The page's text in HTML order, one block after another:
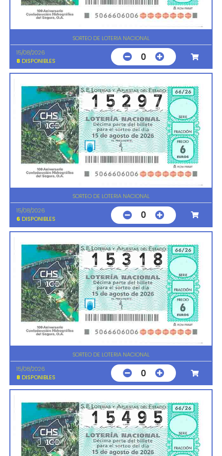
SORTEO DE LOTERIA NACIONAL
15/08/2026
8 DISPONIBLES 0
SORTEO DE LOTERIA NACIONAL
15/08/2026
6 DISPONIBLES 0
SORTEO DE LOTERIA NACIONAL
15/08/2026
8 DISPONIBLES 0